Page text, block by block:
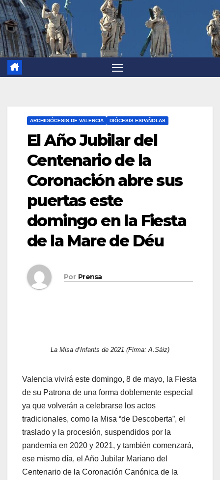
ARCHIDIÓCESIS DE VALENCIA DIÓCESIS ESPAÑOLAS
El Año Jubilar del
Centenario de la
Coronación abre sus
puertas este
domingo en la Fiesta
de la Mare de Déu
Por Prensa
La Misa d’Infants de 2021 (Firma: A.Sáiz)
Valencia vivirá este domingo, 8 de mayo, la Fiesta
de su Patrona de una forma doblemente especial
ya que volverán a celebrarse los actos
tradicionales, como la Misa “de Descoberta”, el
traslado y la procesión, suspendidos por la
pandemia en 2020 y 2021, y también comenzará,
ese mismo día, el Año Jubilar Mariano del
Centenario de la Coronación Canónica de la